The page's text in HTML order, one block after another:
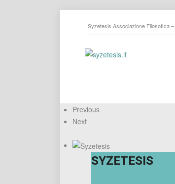
Syzetesis Associazione Filosofica –
Previous
Next
SYZETESIS